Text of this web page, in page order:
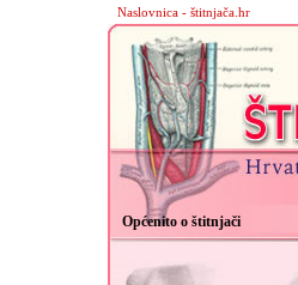
Naslovnica - štitnjača.hr
Općenito o štitnjači